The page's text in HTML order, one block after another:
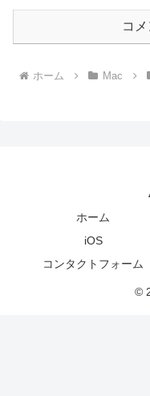
コ
ホーム Mac
ホーム
iOS
コンタクトフォーム
©